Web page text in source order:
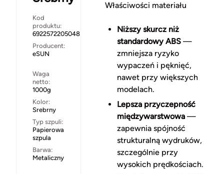
Kod
produktu:
6922572205048
Producent:
eSUN
Waga
netto:
1000g
Kolor:
Srebrny
Typ szpuli:
Papierowa
szpula
Barwa:
Metaliczny
Właściwości materiału
Niższy skurcz niż
standardowy ABS—
zmniejsza ryzyko
wypaczeń i pęknięć,
nawet przy większych
modelach.
Lepsza przyczepność
międzywarstwowa—
zapewnia spójność
strukturalną wydruków,
szczególnie przy
wysokich prędkościach.